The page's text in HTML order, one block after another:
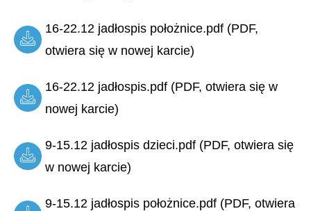
16-22.12 jadłospis położnice.pdf (PDF,
otwiera się w nowej karcie)
16-22.12 jadłospis.pdf (PDF, otwiera się w
nowej karcie)
9-15.12 jadłospis dzieci.pdf (PDF, otwiera się
w nowej karcie)
9-15.12 jadłospis położnice.pdf (PDF, otwiera